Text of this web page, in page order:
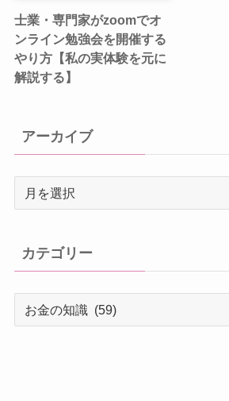
士業・専門家がzoomでオ
ンライン勉強会を開催する
やり方【私の実体験を元に
解説する】
アーカイブ
ブ
カテゴリー